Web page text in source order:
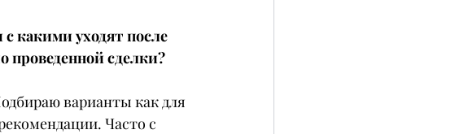
какими уходят после
проведенной сделки?
варианты как для
Часто с